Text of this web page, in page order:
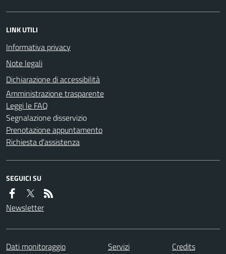
LINK UTILI
Informativa privacy
Note legali
Dichiarazione di accessibilità
Amministrazione trasparente
Leggi le FAQ
Segnalazione disservizio
Prenotazione appuntamento
Richiesta d'assistenza
SEGUICI SU
Newsletter
Dati monitoraggio Servizi
Credits